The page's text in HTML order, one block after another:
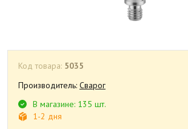
Код товара: 5035
Производитель: Сварог
В магазине: 135 шт.
1-2 дня